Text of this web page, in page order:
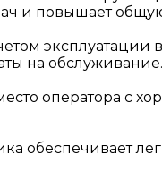
и повышает
на обслуживание.
оператора с
обеспечивает